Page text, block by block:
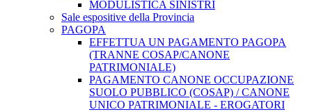
MODULISTICA SINISTRI
Sale espositive della Provincia
PAGOPA
EFFETTUA UN PAGAMENTO PAGOPA
(TRANNE COSAP/CANONE
PATRIMONIALE)
PAGAMENTO CANONE OCCUPAZIONE
SUOLO PUBBLICO (COSAP) / CANONE
UNICO PATRIMONIALE - EROGATORI